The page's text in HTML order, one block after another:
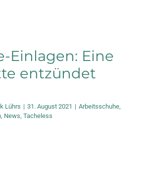
Einlagen: Eine
entzündet
Lührs | 31. August 2021 | Arbeitsschuhe
News Tacheless